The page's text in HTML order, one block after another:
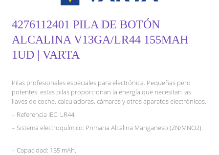
4276112401 PILA DE BOTÓN
ALCALINA V13GA/LR44 155MAH
1UD | VARTA
Pilas profesionales especiales para electrónica. Pequeñas pero
potentes: estas pilas proporcionan la energía que necesitan las
llaves de coche, calculadoras, cámaras y otros aparatos electrónicos.
– Referencia IEC: LR44.
– Sistema electroquímico: Primaria Alcalina Manganeso (ZN/MNO2).
– Capacidad: 155 mAh.